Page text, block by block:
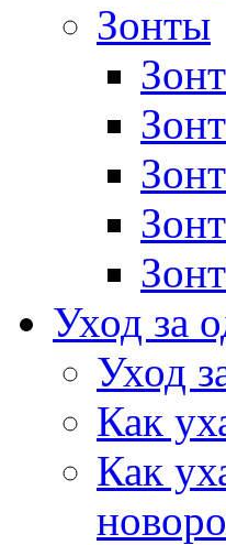
Зонты
Уход за
Уход
Как
Как